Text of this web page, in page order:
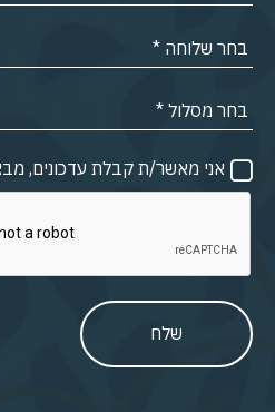
אני מאשר/ת קבלת עדכונים,
שלח